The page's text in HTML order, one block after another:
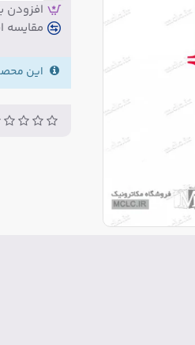
افزودن
این محصول